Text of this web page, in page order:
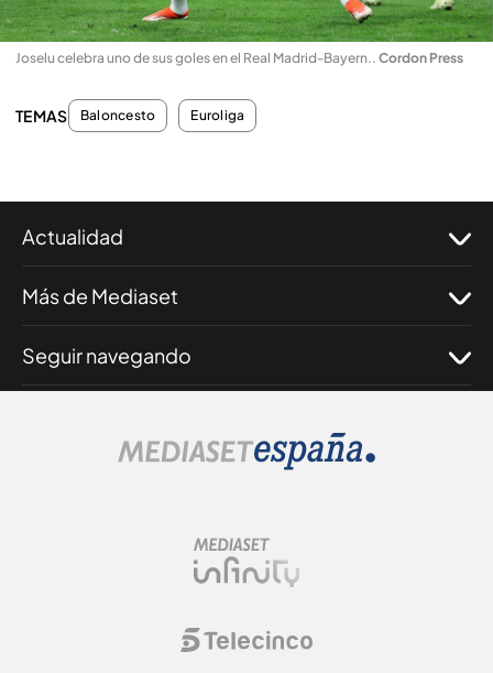
Joselu celebra uno de sus goles en el Real Madrid-Bayern.. Cordon Press
TEMAS Baloncesto Euroliga
Actualidad
Más de Mediaset
Seguir navegando